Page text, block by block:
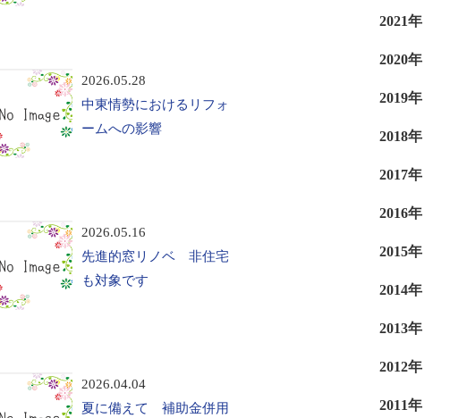
2026.05.28
中東情勢におけるリフォ
ームへの影響
2026.05.16
先進的窓リノベ 非住宅
も対象です
2026.04.04
夏に備えて 補助金併用
2021年
2020年
2019年
2018年
2017年
2016年
2015年
2014年
2013年
2012年
2011年